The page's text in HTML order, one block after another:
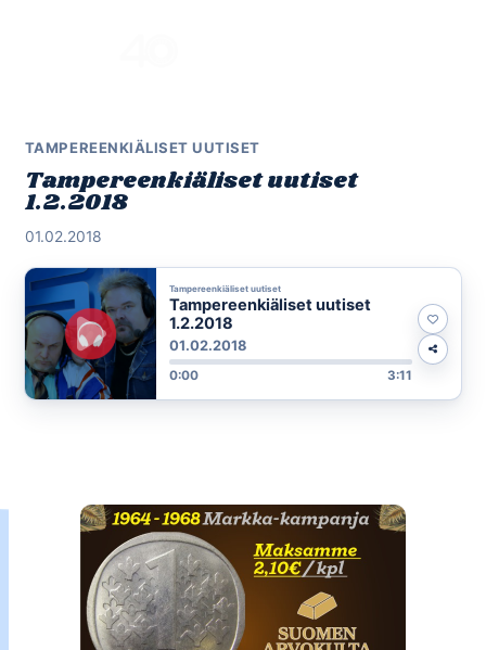
TAMPEREENKIÄLISET UUTISET
Tampereenkiäliset uutiset
1.2.2018
01.02.2018
Tampereenkiäliset uutiset
Tampereenkiäliset uutiset
1.2.2018
01.02.2018
0:00 3:11